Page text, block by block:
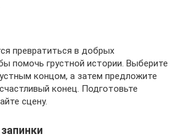
превратиться в добрых
помочь грустной истории. Выберите
концом, а затем предложите
конец. Подготовьте
сцену.